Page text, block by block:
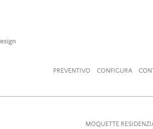
PREVENTIVO CONFIGURA
MOQUETTE